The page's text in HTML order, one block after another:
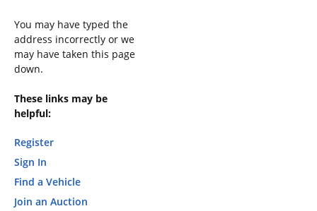
You may have typed the
address incorrectly or we
may have taken this page
down.
These links may be
helpful:
Register
Sign In
Find a Vehicle
Join an Auction